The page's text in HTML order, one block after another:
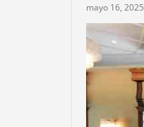
mayo 16, 2025